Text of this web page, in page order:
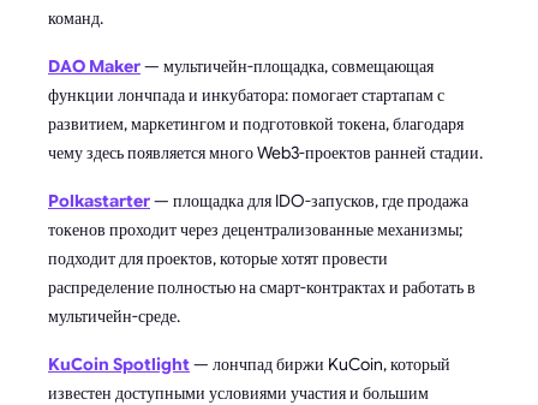
команд.
DAO Maker— мультичейн-площадка, совмещающая
функции лончпада и инкубатора: помогает стартапам с
развитием, маркетингом и подготовкой токена, благодаря
чему здесь появляется много Web3-проектов ранней стадии.
Polkastarter— площадка для IDO-запусков, где продажа
токенов проходит через децентрализованные механизмы;
подходит для проектов, которые хотят провести
распределение полностью на смарт-контрактах и работать в
мультичейн-среде.
KuCoin Spotlight— лончпад биржи KuCoin, который
известен доступными условиями участия и большим